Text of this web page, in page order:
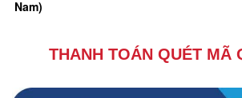
Nam)
THANH TOÁN QUÉT MÃ